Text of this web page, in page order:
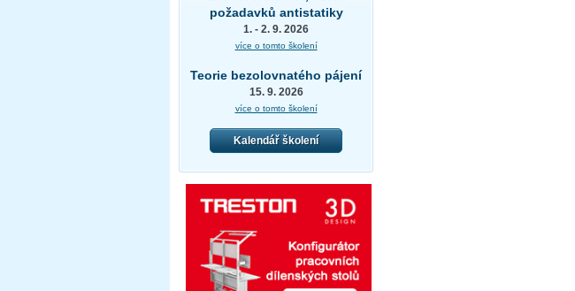
požadavků antistatiky
1. - 2. 9. 2026
více o tomto školení
Teorie bezolovnatého pájení
15. 9. 2026
více o tomto školení
Kalendář školení